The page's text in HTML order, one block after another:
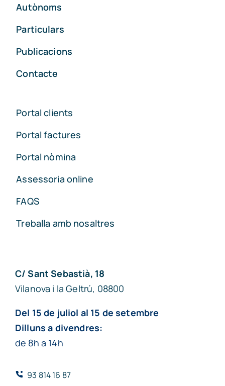
Autònoms
Particulars
Publicacions
Contacte
Portal clients
Portal factures
Portal nòmina
Assessoria online
FAQS
Treballa amb nosaltres
C/ Sant Sebastià, 18
Vilanova i la Geltrú, 08800
Del 15 de juliol al 15 de setembre
Dilluns a divendres:
de 8h a 14h
93 814 16 87